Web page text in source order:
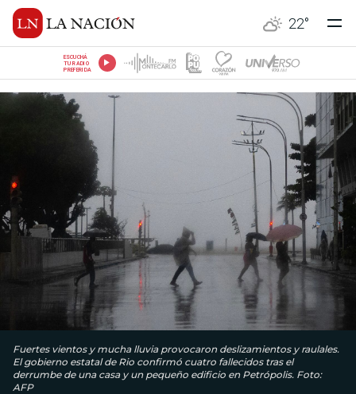
22°
ESCUCHÁ
TU RADIO
PREFERIDA
Fuertes vientos y mucha lluvia provocaron deslizamientos y raulales.
El gobierno estatal de Rio confirmó cuatro fallecidos tras el
derrumbe de una casa y un pequeño edificio en Petrópolis. Foto:
AFP